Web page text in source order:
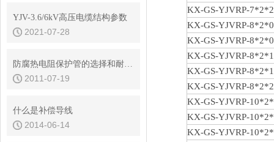
YJV-3.6/6kV高压电缆结构参数
2021-07-28
防腐热电阻保护管的选择和耐腐性能
2011-07-19
什么是补偿导线
2014-06-14
KX-GS-YJVRP-
KX-GS-YJVRP-
KX-GS-YJVRP-
KX-GS-YJVRP-
KX-GS-YJVRP-
KX-GS-YJVRP-
KX-GS-YJVRP-
KX-GS-YJVRP-
KX-GS-YJVRP-